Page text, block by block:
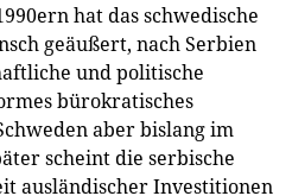
hat das schwedische
geäußert, nach Serbien
und politische
bürokratisches
aber bislang im
scheint die serbische
ausländischer Investitionen